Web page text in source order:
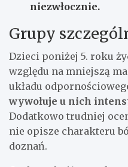
niezwłocznie.
Grupy
Dzieci poniżej 5. roku
względu na mniejszą
układu
wywołuje u nich
Dodatkowo trudniej
nie opisze charakteru
doznań.